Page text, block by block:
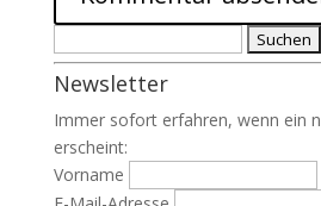
nach:
Newsletter
Immer sofort erfahren, wenn ein
erscheint:
Vorname